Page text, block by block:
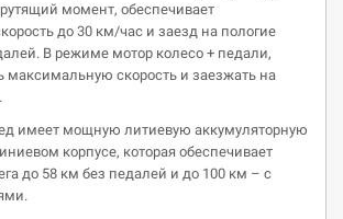
момент, обеспечивает
до 30 км/час и заезд на пологие
В режиме мотор колесо + педали,
максимальную скорость и заезжать на
имеет мощную литиевую аккумуляторную
корпусе, которая обеспечивает
до 58 км без педалей и до 100 км – с